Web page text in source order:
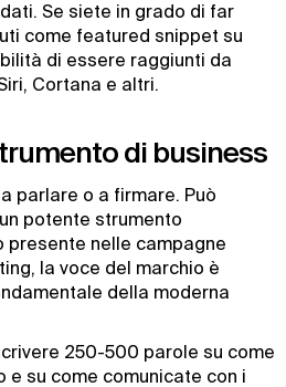
Se siete in grado di far
come featured snippet su
di essere raggiunti da
Cortana e altri.
di business
parlare o a firmare. Può
potente strumento
presente nelle campagne
la voce del marchio è
della moderna
250-500 parole su come
e su come comunicate con i